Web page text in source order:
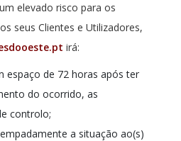
elevado risco para os
seus Clientes e Utilizadores,
irá:
espaço de 72 horas após ter
do ocorrido, as
controlo;
a situação ao(s)